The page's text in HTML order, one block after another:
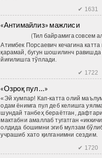
✔ 1631
«Антимайлиз» мажлиси
(Тил байрамига совсем
Атимбек Порсаевич кечагина катта
қарамай, бугун шошилинч
йиғилишга тўплади.
✔ 1722
«Озроқ пул...»
«Эй хумпар! Кап-катта олий
одам ёнимга пул деб келишга
шундай танбеҳ бераётган,
мактабни амаллаб тугатган
олдида бошимни эгиб мулзам
учрашиб хато қилганимни сездим.
✔ 1720